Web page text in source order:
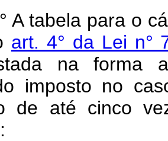
A tabela para o
art. 4° da Lei n°
na forma
imposto no
de até cinco